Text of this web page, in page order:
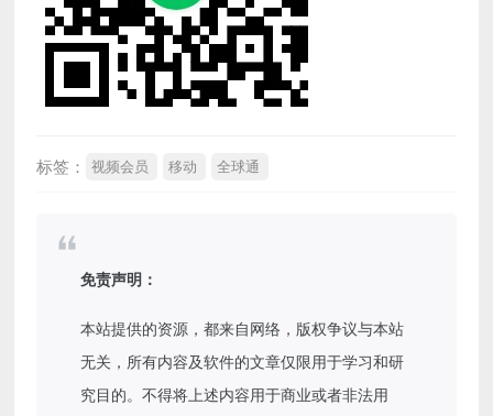
标签： 视频会员 移动 全球通
免责声明：
本站提供的资源，都来自网络，版权争议与本站
无关，所有内容及软件的文章仅限用于学习和研
究目的。不得将上述内容用于商业或者非法用